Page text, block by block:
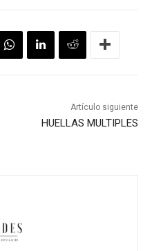
Artículo siguiente
HUELLAS MULTIPLES